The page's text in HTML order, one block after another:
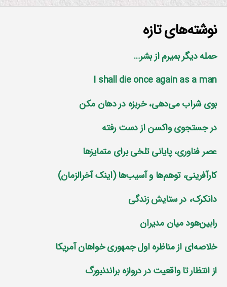
نوشته‌های تازه
حمله دیگر بمیرم از بشر…
I shall die once again as a man
بوی شراب می‌دهی، خربزه در دهان مکن
در جستجوی واکسن از دست رفته
عصر فناوری، پایانی تلخی برای متمایز‌ها
کارآفرینی، توهم‌ها و آسیب‌ها (اینک آخرالزمان)
دانکرک، در ستایش زندگی
رابین‌هود میان مدیران
خلاصه‌ای از مناظره اول جمهوری خواهان آمریکا
از انتظار تا واقعیت در دروازه براندنبورگ